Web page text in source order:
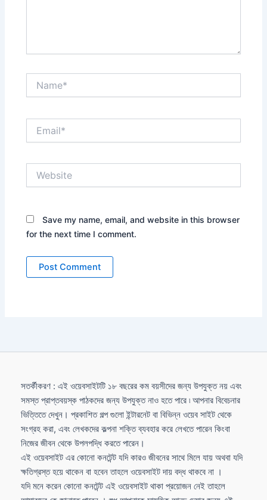
Save my name, email, and website in this browser
for the next time I comment.
সতর্কীকরণ : এই ওয়েবসাইটটি ১৮ বছরের কম বয়সীদের জন্য উপযুক্ত নয় এবং
সমস্ত প্রাপ্তবয়স্ক পাঠকদের জন্য উপযুক্ত নাও হতে পারে ৷ আপনার বিবেচনার
ভিত্তিতে দেখুন। প্রকাশিত গল্প গুলো ইন্টারনেট বা বিভিন্ন ওয়েব সাইট থেকে
সংগ্রহ করা, এবং লেখকদের কল্পনা শক্তি ব্যবহার করে লেখতে পারেন কিংবা
নিজের জীবন থেকে উপলপদ্ধি করতে পারেন।
এই ওয়েবসাইট এর কোনো কনটেন্ট যদি কারও জীবনের সাথে মিলে যায় অথবা যদি
ক্ষতিগ্রস্ত হয়ে থাকেন বা হবেন তাহলে ওয়েবসাইট দায় বদ্ধ থাকবে না ।
যদি মনে করেন কোনো কনটেন্ট এই ওয়েবসাইট থাকা প্রয়োজন নেই তাহলে